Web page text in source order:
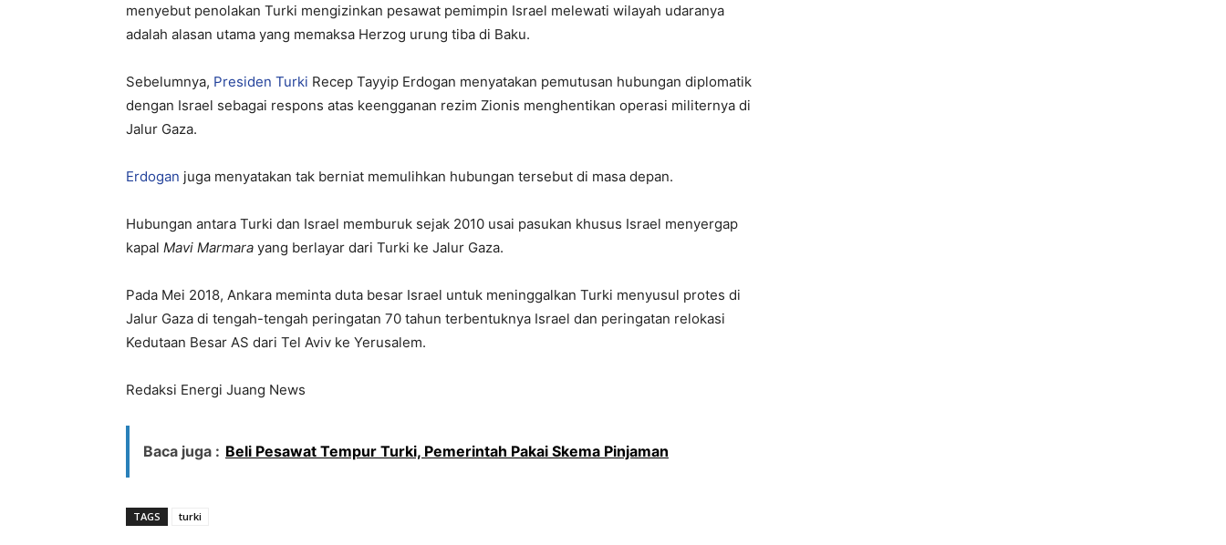
menyebut penolakan Turki mengizinkan pesawat pemimpin Israel melewati wilayah udaranya
adalah alasan utama yang memaksa Herzog urung tiba di Baku.
Sebelumnya, Presiden Turki Recep Tayyip Erdogan menyatakan pemutusan hubungan diplomatik
dengan Israel sebagai respons atas keengganan rezim Zionis menghentikan operasi militernya di
Jalur Gaza.
Erdogan juga menyatakan tak berniat memulihkan hubungan tersebut di masa depan.
Hubungan antara Turki dan Israel memburuk sejak 2010 usai pasukan khusus Israel menyergap
kapal Mavi Marmara yang berlayar dari Turki ke Jalur Gaza.
Pada Mei 2018, Ankara meminta duta besar Israel untuk meninggalkan Turki menyusul protes di
Jalur Gaza di tengah-tengah peringatan 70 tahun terbentuknya Israel dan peringatan relokasi
Kedutaan Besar AS dari Tel Aviv ke Yerusalem.
Redaksi Energi Juang News
Baca juga : Beli Pesawat Tempur Turki, Pemerintah Pakai Skema Pinjaman
TAGS turki